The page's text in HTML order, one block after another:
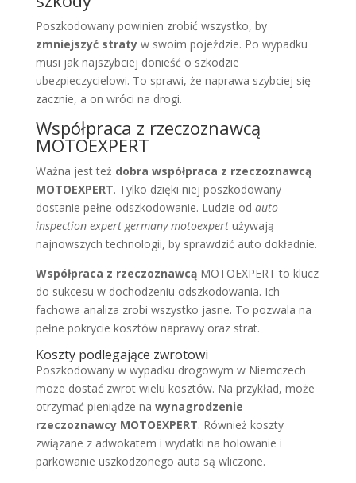
Poszkodowany powinien zrobić wszystko, by
zmniejszyć stratyw swoim pojeździe. Po wypadku
musi jak najszybciej donieść o szkodzie
ubezpieczycielowi. To sprawi, że naprawa szybciej się
zacznie, a on wróci na drogi.
Współpraca z rzeczoznawcą
MOTOEXPERT
Ważna jest też dobra współpraca z rzeczoznawcą
MOTOEXPERT. Tylko dzięki niej poszkodowany
dostanie pełne odszkodowanie. Ludzie od auto
inspection expert germany motoexpertużywają
najnowszych technologii, by sprawdzić auto dokładnie.
Współpraca z rzeczoznawcąMOTOEXPERT to klucz
do sukcesu w dochodzeniu odszkodowania. Ich
fachowa analiza zrobi wszystko jasne. To pozwala na
pełne pokrycie kosztów naprawy oraz strat.
Koszty podlegające zwrotowi
Poszkodowany w wypadku drogowym w Niemczech
może dostać zwrot wielu kosztów. Na przykład, może
otrzymać pieniądze na wynagrodzenie
rzeczoznawcy MOTOEXPERT. Również koszty
związane z adwokatem i wydatki na holowanie i
parkowanie uszkodzonego auta są wliczone.